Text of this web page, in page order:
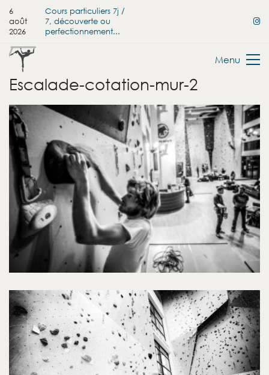
6
août
2026
Cours particuliers 7j /
7, découverte ou
perfectionnement...
Menu
Escalade-cotation-mur-2